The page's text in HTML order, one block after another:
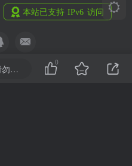
友好交流，请勿发纯表情，请勿灌水，违者封号喔
0